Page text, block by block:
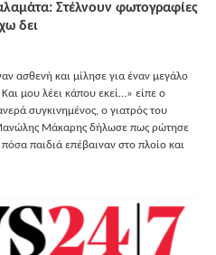
Στέλνουν φωτογραφίες
δει
ασθενή και μίλησε για έναν μεγάλο
μου λέει κάπου εκεί…» είπε ο
συγκινημένος, ο γιατρός του
Μάκαρης δήλωσε πως ρώτησε
παιδιά επέβαιναν στο πλοίο και